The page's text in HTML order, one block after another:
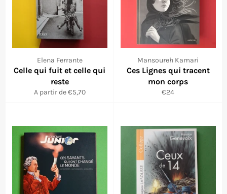
Elena Ferrante
Celle qui fuit et celle qui
reste
A partir de €5,70
Mansoureh Kamari
Ces Lignes qui tracent
mon corps
Prix
€24